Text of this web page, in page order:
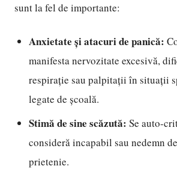
sunt la fel de importante:
Anxietate și atacuri de panică:
manifesta nervozitate excesivă,
respirație sau palpitații în situații
legate de școală.
Stimă de sine scăzută: Se auto-
consideră incapabil sau nedemn
prietenie.